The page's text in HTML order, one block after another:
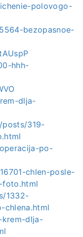
polovogo-
bezopasnoe-
hhh-
dlja-
319-
po-
chlen-posle-
foto.html
1332-
chlena.html
dlja-